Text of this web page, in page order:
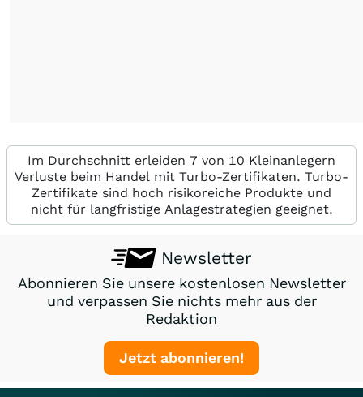
Im Durchschnitt erleiden 7 von 10 Kleinanlegern
Verluste beim Handel mit Turbo-Zertifikaten. Turbo-
Zertifikate sind hoch risikoreiche Produkte und
nicht für langfristige Anlagestrategien geeignet.
Newsletter
Abonnieren Sie unsere kostenlosen Newsletter
und verpassen Sie nichts mehr aus der
Redaktion
Jetzt abonnieren!